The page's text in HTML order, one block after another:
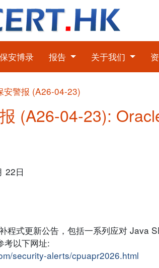
保安博录 报告 关于我们
安警报 (A26-04-23)
(A26-04-23):
22日
程式更新公告，包括一系列应对 Java
考以下网址:
security-alerts/cpuapr2026.html